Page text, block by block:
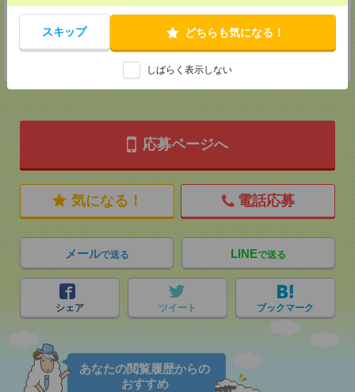
スキップ どちらも気になる！
しばらく表示しない
【MD兵庫支店】
兵庫県神戸市中央区京町69 三宮第一生命ビル11F
TEL：0120514202
応募ページへ
気になる！ 電話応募
メールで送る LINEで送る
シェア ツイート ブックマーク
あなたの閲覧履歴からの
おすすめ